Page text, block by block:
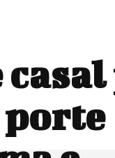
porte